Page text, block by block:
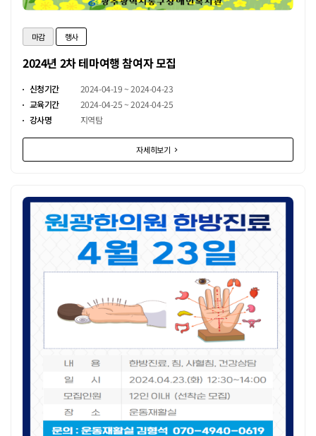
마감 행사
2024년 2차 테마여행 참여자 모집
신청기간
2024-04-19 ~ 2024-04-23
교육기간
2024-04-25 ~ 2024-04-25
강사명
지역탐
자세히보기